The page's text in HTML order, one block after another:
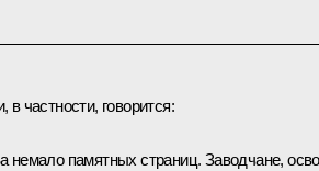
в частности, говорится:
немало памятных страниц. Заводчане,